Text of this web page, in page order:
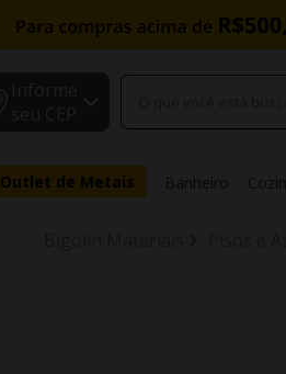
Outlet de Metais